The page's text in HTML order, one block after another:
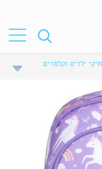
תיקי ילדים וקלמרים